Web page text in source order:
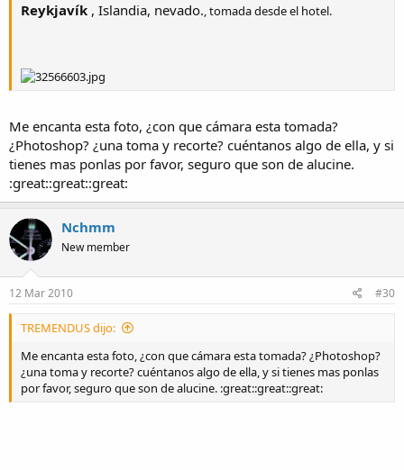
Reykjavík , Islandia, nevado., tomada desde el hotel.
Me encanta esta foto, ¿con que cámara esta tomada?
¿Photoshop? ¿una toma y recorte? cuéntanos algo de ella, y si
tienes mas ponlas por favor, seguro que son de alucine.
:great::great::great:
Nchmm
New member
12 Mar 2010 #30
TREMENDUS dijo:
Me encanta esta foto, ¿con que cámara esta tomada? ¿Photoshop?
¿una toma y recorte? cuéntanos algo de ella, y si tienes mas ponlas
por favor, seguro que son de alucine. :great::great::great: